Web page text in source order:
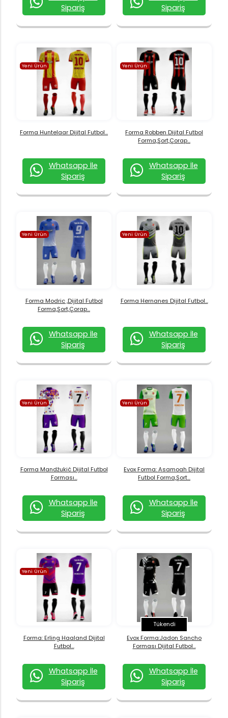
Sipariş
Sipariş
Yeni Ürün
Forma Huntelaar Dijital Futbol...
Whatsapp İle
Sipariş
Yeni Ürün
Forma Robben Dijital Futbol
Forma,Şort,Çorap...
Whatsapp İle
Sipariş
Yeni Ürün
Forma Modric ,Dijital Futbol
Forma,Şort,Çorap...
Whatsapp İle
Sipariş
Yeni Ürün
Forma Hernanes Dijital Futbol...
Whatsapp İle
Sipariş
Yeni Ürün
Forma Mandžukić Dijital Futbol
Forması...
Whatsapp İle
Sipariş
Yeni Ürün
Evox Forma: Asamoah Dijital
Futbol Forma,Şort...
Whatsapp İle
Sipariş
Yeni Ürün
Forma: Erling Haaland Dijital
Futbol...
Whatsapp İle
Sipariş
Tükendi
Evox Forma:Jadon Sancho
Forması Dijital Futbol...
Whatsapp İle
Sipariş